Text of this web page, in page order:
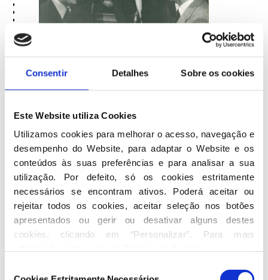
Consentir Detalhes Sobre os cookies
Este Website utiliza Cookies
Utilizamos cookies para melhorar o acesso, navegação e
desempenho do Website, para adaptar o Website e os
conteúdos às suas preferências e para analisar a sua
utilização. Por defeito, só os cookies estritamente
necessários se encontram ativos. Poderá aceitar ou
rejeitar todos os cookies, aceitar seleção nos botões
apresentados ou gerir ou desativar alguns destes
cookies, clicando em “Personalizar”. Para mais
02 abr 1976
da República Portuguesa que
consagra a democracia e os
princípios pelos quais se bateram os
fundadores do PPD.